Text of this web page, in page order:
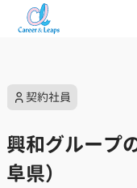
キ
プ
契約社員
興和グループ
阜県）